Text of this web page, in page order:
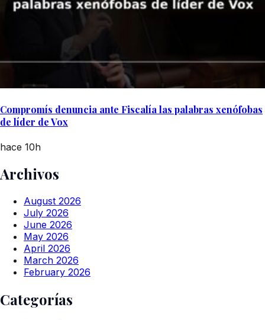
Compromís denuncia ante Fiscalía las palabras xenófobas
de líder de Vox
hace 10h
Archivos
August 2026
July 2026
June 2026
May 2026
April 2026
March 2026
February 2026
Categorías